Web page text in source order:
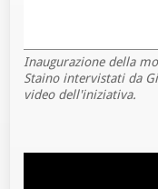
Inaugurazione della
Staino intervistati da
video dell'iniziativa.